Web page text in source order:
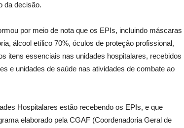
da decisão.
por meio de nota que os EPIs, incluindo máscaras
álcool etílico 70%, óculos de proteção profissional,
itens essenciais nas unidades hospitalares, recebidos
e unidades de saúde nas atividades de combate ao
Hospitalares estão recebendo os EPIs, e que
elaborado pela CGAF (Coordenadoria Geral de